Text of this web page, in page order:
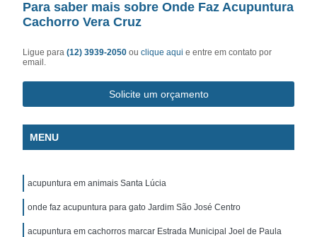
Para saber mais sobre Onde Faz Acupuntura
Cachorro Vera Cruz
Ligue para(12) 3939-2050ouclique aqui e entre em contato por
email.
Solicite um orçamento
MENU
acupuntura em animais Santa Lúcia
onde faz acupuntura para gato Jardim São José Centro
acupuntura em cachorros marcar Estrada Municipal Joel de Paula